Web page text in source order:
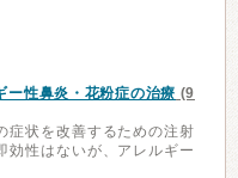
ー性鼻炎・花粉症の治療 (9
症状を改善するための注射
効性はないが、アレルギー